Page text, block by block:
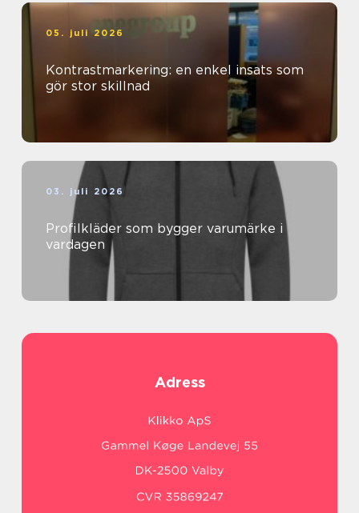
05. juli 2026
Kontrastmarkering: en enkel insats som
gör stor skillnad
03. juli 2026
Profilkläder som bygger varumärke i
vardagen
Adress